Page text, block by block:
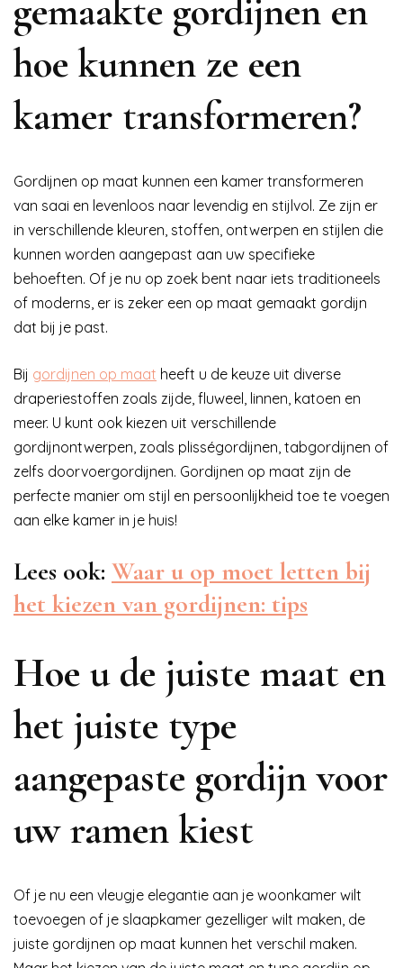
gemaakte gordijnen en
hoe kunnen ze een
kamer transformeren?
Gordijnen op maat kunnen een kamer transformeren
van saai en levenloos naar levendig en stijlvol. Ze zijn er
in verschillende kleuren, stoffen, ontwerpen en stijlen die
kunnen worden aangepast aan uw specifieke
behoeften. Of je nu op zoek bent naar iets traditioneels
of moderns, er is zeker een op maat gemaakt gordijn
dat bij je past.
Bij gordijnen op maat heeft u de keuze uit diverse
draperiestoffen zoals zijde, fluweel, linnen, katoen en
meer. U kunt ook kiezen uit verschillende
gordijnontwerpen, zoals plisségordijnen, tabgordijnen of
zelfs doorvoergordijnen. Gordijnen op maat zijn de
perfecte manier om stijl en persoonlijkheid toe te voegen
aan elke kamer in je huis!
Lees ook: Waar u op moet letten bij
het kiezen van gordijnen: tips
Hoe u de juiste maat en
het juiste type
aangepaste gordijn voor
uw ramen kiest
Of je nu een vleugje elegantie aan je woonkamer wilt
toevoegen of je slaapkamer gezelliger wilt maken, de
juiste gordijnen op maat kunnen het verschil maken.